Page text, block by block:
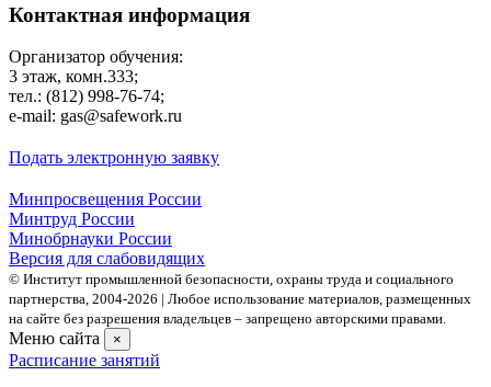
Контактная информация
Организатор обучения:
3 этаж, комн.333;
тел.: (812) 998-76-74;
e-mail: gas@safework.ru
Подать электронную заявку
Минпросвещения России
Минтруд России
Минобрнауки России
Версия для слабовидящих
© Институт промышленной безопасности, охраны труда и социального
партнерства, 2004- 2026 | Любое использование материалов, размещенных
на сайте без разрешения владельцев – запрещено авторскими правами.
Меню сайта ×
Расписание занятий